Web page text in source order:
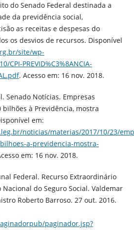
do Senado Federal destinada a
da previdência social,
as receitas e despesas do
os desvios de recursos. Disponível
site/wp-
CPI-PREVID%C3%8ANCIA-
. Acesso em: 16 nov. 2018.
Senado Notícias. Empresas
bilhões à Previdência, mostra
em:
noticias/materias/2017/10/23/
a-previdencia-mostra-
em: 16 nov. 2018.
Federal. Recurso Extraordinário
do Seguro Social. Valdemar
Roberto Barroso. 27 out. 2016.
paginador.jsp?